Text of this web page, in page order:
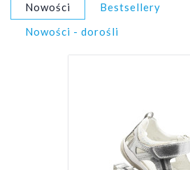
Nowości Bestsellery
Nowości - dorośli